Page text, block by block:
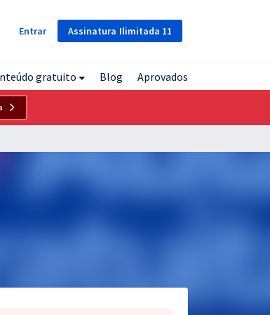
Assinatura Ilimitada 11
Entrar
gratuito Blog Aprovados